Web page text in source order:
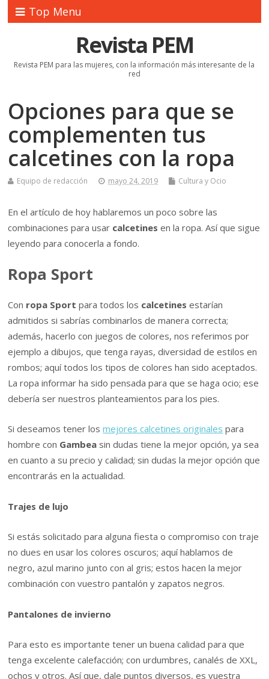
Top Menu
Revista PEM
Revista PEM para las mujeres, con la información más interesante de la
red
Opciones para que se
complementen tus
calcetines con la ropa
Equipo de redacción mayo 24, 2019 Cultura y Ocio
En el artículo de hoy hablaremos un poco sobre las
combinaciones para usar calcetinesen la ropa. Así que sigue
leyendo para conocerla a fondo.
Ropa Sport
Con ropa Sportpara todos los calcetinesestarían
admitidos si sabrías combinarlos de manera correcta;
además, hacerlo con juegos de colores, nos referimos por
ejemplo a dibujos, que tenga rayas, diversidad de estilos en
rombos; aquí todos los tipos de colores han sido aceptados.
La ropa informar ha sido pensada para que se haga ocio; ese
debería ser nuestros planteamientos para los pies.
Si deseamos tener losmejores calcetines originales para
hombre con Gambea sin dudas tiene la mejor opción, ya sea
en cuanto a su precio y calidad; sin dudas la mejor opción que
encontrarás en la actualidad.
Trajes de lujo
Si estás solicitado para alguna fiesta o compromiso con traje
no dues en usar los colores oscuros; aquí hablamos de
negro, azul marino junto con al gris; estos hacen la mejor
combinación con vuestro pantalón y zapatos negros.
Pantalones de invierno
Para esto es importante tener un buena calidad para que
tenga excelente calefacción; con urdumbres, canalés de XXL,
ochos y otros. Así que, dale puntos diversos, es vuestra